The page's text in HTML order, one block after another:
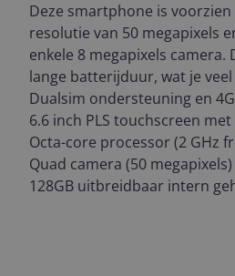
Deze smartphone is
resolutie van 50 megapixels
enkele 8 megapixels
lange batterijduur, wat je
Dualsim ondersteuning en
6.6 inch PLS touchscreen
Octa-core processor (2 GHz
Quad camera (50
128GB uitbreidbaar intern